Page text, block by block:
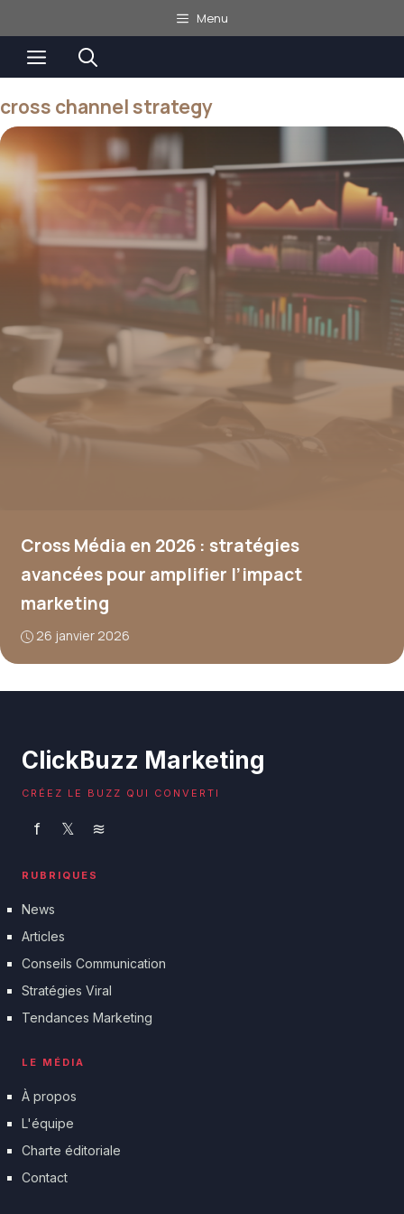
au
contenu
Menu
Menu
cross channel strategy
Cross Média en 2026 : stratégies
avancées pour amplifier l’impact
marketing
26 janvier 2026
ClickBuzz Marketing
CRÉEZ LE BUZZ QUI CONVERTI
f 𝕏 ≋
RUBRIQUES
News
Articles
Conseils Communication
Stratégies Viral
Tendances Marketing
LE MÉDIA
À propos
L'équipe
Charte éditoriale
Contact